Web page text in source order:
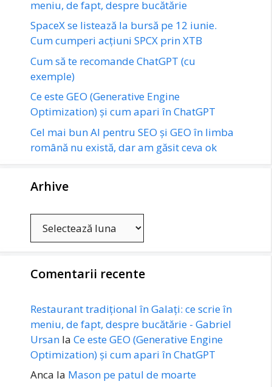
meniu, de fapt, despre bucătărie
SpaceX se listează la bursă pe 12 iunie.
Cum cumperi acțiuni SPCX prin XTB
Cum să te recomande ChatGPT (cu
exemple)
Ce este GEO (Generative Engine
Optimization) și cum apari în ChatGPT
Cel mai bun AI pentru SEO și GEO în limba
română nu există, dar am găsit ceva ok
Arhive
Comentarii recente
Restaurant tradițional în Galați: ce scrie în
meniu, de fapt, despre bucătărie - Gabriel
Ursan la Ce este GEO (Generative Engine
Optimization) și cum apari în ChatGPT
Anca la Mason pe patul de moarte